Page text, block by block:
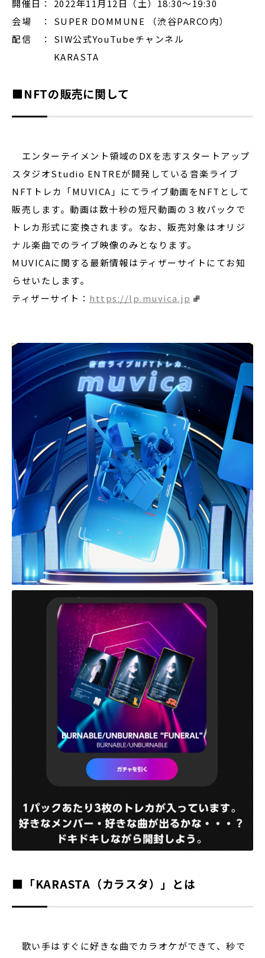
開催日： 2022年11月12日（土）18:30〜19:30
会場 ： SUPER DOMMUNE （渋谷PARCO内）
配信 ： SIW公式YouTubeチャンネル
KARASTA
■NFTの販売に関して
エンターテイメント領域のDXを志すスタートアップ
スタジオStudio ENTREが開発している音楽ライブ
NFTトレカ「MUVICA」にてライブ動画をNFTとして
販売します。動画は数十秒の短尺動画の３枚パックで
トレカ形式に変換されます。なお、販売対象はオリジ
ナル楽曲でのライブ映像のみとなります。
MUVICAに関する最新情報はティザーサイトにてお知
らせいたします。
ティザーサイト： https://lp.muvica.jp
■「KARASTA（カラスタ）」とは
歌い手はすぐに好きな曲でカラオケができて、秒で